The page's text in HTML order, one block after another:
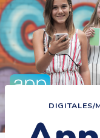
DIGITALES/